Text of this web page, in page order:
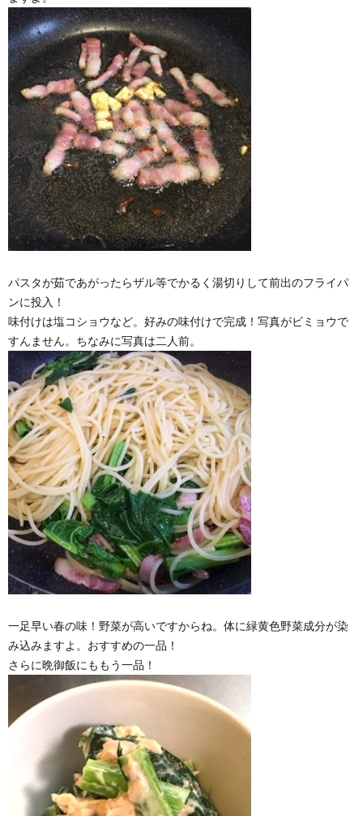
パスタが茹であがったらザル等でかるく湯切りして前出のフライパ
ンに投入！
味付けは塩コショウなど。好みの味付けで完成！写真がビミョウで
すんません。ちなみに写真は二人前。
一足早い春の味！野菜が高いですからね。体に緑黄色野菜成分が染
み込みますよ。おすすめの一品！
さらに晩御飯にももう一品！